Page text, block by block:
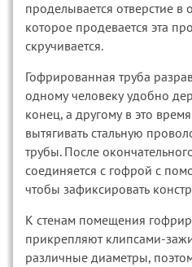
проделывается отверстие в
которое продевается эта
скручивается.
Гофрированная труба
одному человеку удобно
конец, а другому в это
вытягивать стальную
трубы. После
соединяется с гофрой с
чтобы зафиксировать
К стенам помещения
прикрепляют клипсами-
различные диаметры,